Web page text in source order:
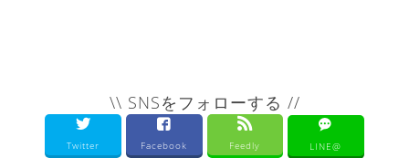
\\ SNSをフォローする //
Twitter Facebook Feedly LINE@